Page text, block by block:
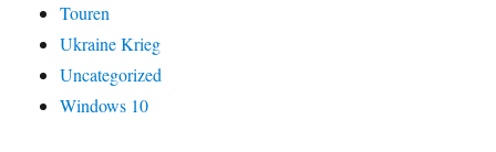
Touren
Ukraine Krieg
Uncategorized
Windows 10